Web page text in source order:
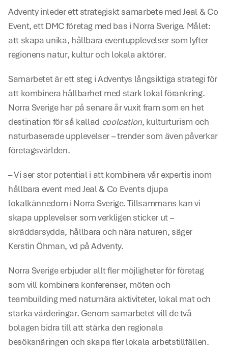
Adventy inleder ett strategiskt samarbete med Jeal & Co
Event, ett DMC företag med bas i Norra Sverige. Målet:
att skapa unika, hållbara eventupplevelser som lyfter
regionens natur, kultur och lokala aktörer.
Samarbetet är ett steg i Adventys långsiktiga strategi för
att kombinera hållbarhet med stark lokal förankring.
Norra Sverige har på senare år vuxit fram som en het
destination för så kallad coolcation, kulturturism och
naturbaserade upplevelser – trender som även påverkar
företagsvärlden.
– Vi ser stor potential i att kombinera vår expertis inom
hållbara event med Jeal & Co Events djupa
lokalkännedom i Norra Sverige. Tillsammans kan vi
skapa upplevelser som verkligen sticker ut –
skräddarsydda, hållbara och nära naturen, säger
Kerstin Öhman, vd på Adventy.
Norra Sverige erbjuder allt fler möjligheter för företag
som vill kombinera konferenser, möten och
teambuilding med naturnära aktiviteter, lokal mat och
starka värderingar. Genom samarbetet vill de två
bolagen bidra till att stärka den regionala
besöksnäringen och skapa fler lokala arbetstillfällen.